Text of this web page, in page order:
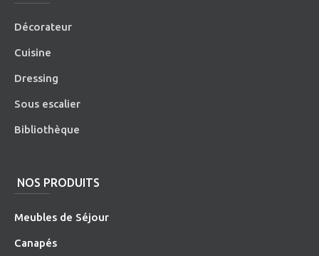
Décorateur
Cuisine
Dressing
Sous escalier
Bibliothèque
NOS PRODUITS
Meubles de Séjour
Canapés